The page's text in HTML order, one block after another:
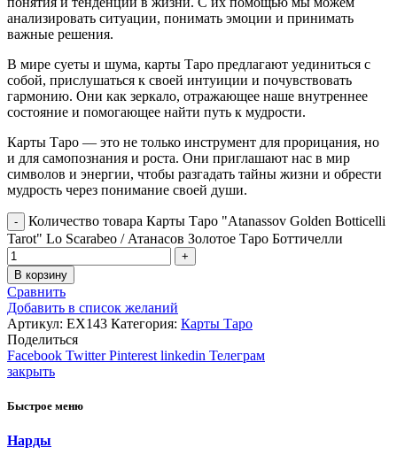
анализировать ситуации, понимать эмоции и принимать
важные решения.
В мире суеты и шума, карты Таро предлагают уединиться с
собой, прислушаться к своей интуиции и почувствовать
гармонию. Они как зеркало, отражающее наше внутреннее
состояние и помогающее найти путь к мудрости.
Карты Таро — это не только инструмент для прорицания, но
и для самопознания и роста. Они приглашают нас в мир
символов и энергии, чтобы разгадать тайны жизни и обрести
мудрость через понимание своей души.
Количество товара Карты Таро "Atanassov Golden Botticelli
Tarot" Lo Scarabeo / Атанасов Золотое Таро Боттичелли
В корзину
Сравнить
Добавить в список желаний
Артикул: EX143 Категория: Карты Таро
Поделиться
Facebook Twitter Pinterest linkedin Телеграм
закрыть
Быстрое меню
Нарды